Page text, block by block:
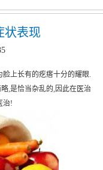
状表现
上长有的疙瘩十分的耀眼.
,是恰当杂乱的,因此在医治
治!